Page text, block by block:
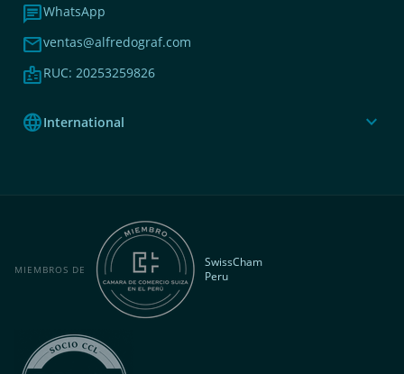
chatWhatsApp
mailventas@alfredograf.com
badgeRUC: 20253259826
languageInternational expand_more
MIEMBROS DE
SwissCham
Peru